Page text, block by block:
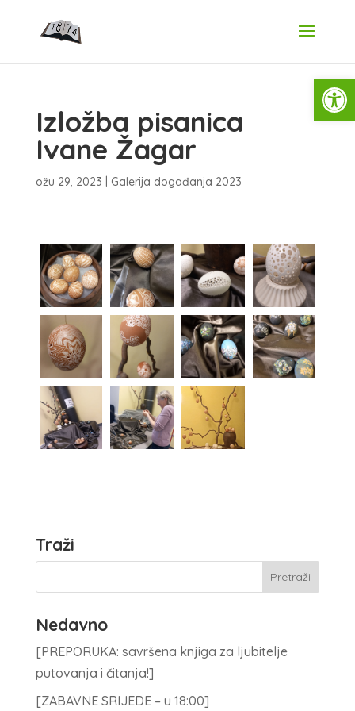
Izložba pisanica
Ivane Žagar
ožu 29, 2023 Galerija događanja 2023
Traži
Nedavno
[PREPORUKA: savršena knjiga za ljubitelje
putovanja i čitanja!]
[ZABAVNE SRIJEDE – u 18:00]